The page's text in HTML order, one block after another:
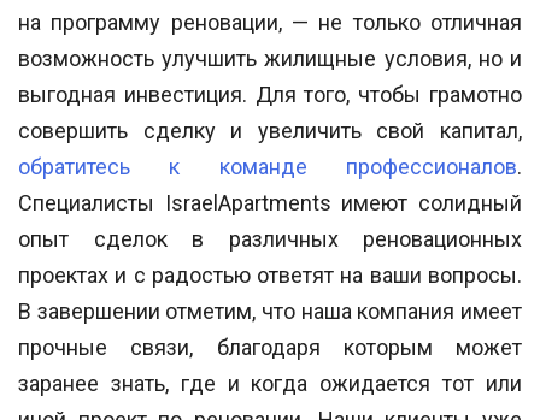
на программу реновации, — не только отличная
возможность улучшить жилищные условия, но и
выгодная инвестиция. Для того, чтобы грамотно
совершить сделку и увеличить свой капитал,
обратитесь к команде профессионалов.
Специалисты IsraelApartments имеют солидный
опыт сделок в различных реновационных
проектах и с радостью ответят на ваши вопросы.
В завершении отметим, что наша компания имеет
прочные связи, благодаря которым может
заранее знать, где и когда ожидается тот или